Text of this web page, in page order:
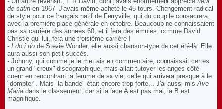
de satin en 1967. J'avais même acheté le 45 tours. Changement radical
de style pour ce français natif de Ferryville, qui du coup le consacrera,
avec la première place générale en octobre. Beaucoup ne connaissaient
pas sa carrière des années 60, et il fera des émules, comme David
Christie qui lui, fera une troisième carrière !
- I do i do de Stevie Wonder, elle aussi chanson-type de cet été-là. Elle
aura aussi son petit succès.
- Johnny, qui comme je le mettais en commentaire, connaissait certes
un grand "creux" discographique, mais allait tutoyer les anges côté
coeur en rencontrant la femme de sa vie, celle qui arrivera presque à le
"dompter". Mais "la bande" était encore trop forte... J'ai aussi misAve
Maria dans le classement, car si la face A est pas mal, la B est
magnifique.